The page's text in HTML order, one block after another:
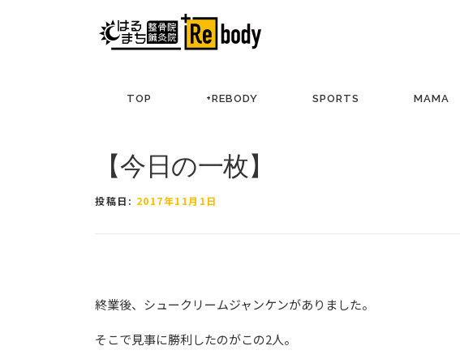
TOP +REBODY SPORTS MAMA
【今日の一枚】
投稿日: 2017年11月1日
終業後、シュークリームジャンケンがありました。
そこで見事に勝利したのがこの2人。